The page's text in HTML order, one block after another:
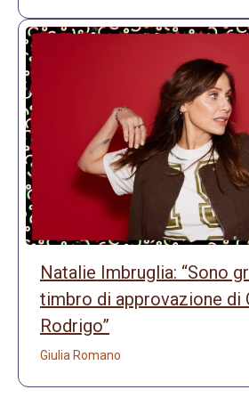
Natalie Imbruglia: “Sono
timbro di approvazione di
Rodrigo”
Giulia Romano